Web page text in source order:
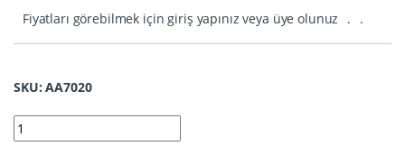
Fiyatları görebilmek için giriş yapınız veya üye olunuz . .
SKU: AA7020
7020 | Megane 2 Sarı Switch - Buton 4.8X4.8X1.0H 10 ADET